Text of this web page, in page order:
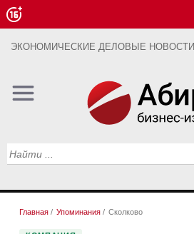
ЭКОНОМИЧЕСКИЕ ДЕЛОВЫЕ НОВОСТИ
Главная / Упоминания / Сколково